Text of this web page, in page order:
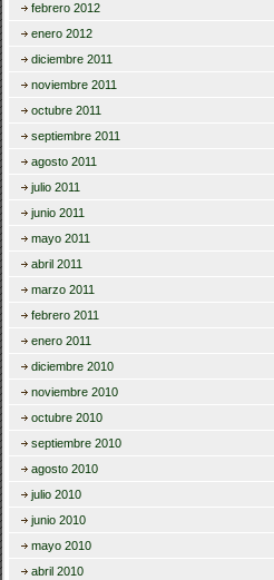
febrero 2012
enero 2012
diciembre 2011
noviembre 2011
octubre 2011
septiembre 2011
agosto 2011
julio 2011
junio 2011
mayo 2011
abril 2011
marzo 2011
febrero 2011
enero 2011
diciembre 2010
noviembre 2010
octubre 2010
septiembre 2010
agosto 2010
julio 2010
junio 2010
mayo 2010
abril 2010